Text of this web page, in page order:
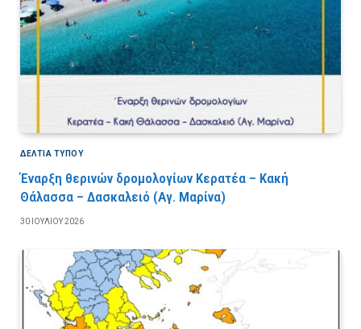
ΔΕΛΤΙΑ ΤΥΠΟΥ
Έναρξη θερινών δρομολογίων Κερατέα – Κακή
Θάλασσα – Δασκαλειό (Αγ. Μαρίνα)
30 ΙΟΥΛΊΟΥ 2026